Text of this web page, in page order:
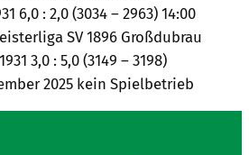
6,0 : 2,0 (3034 – 2963) 14:00
SV 1896 Großdubrau
3,0 : 5,0 (3149 – 3198)
2025 kein Spielbetrieb